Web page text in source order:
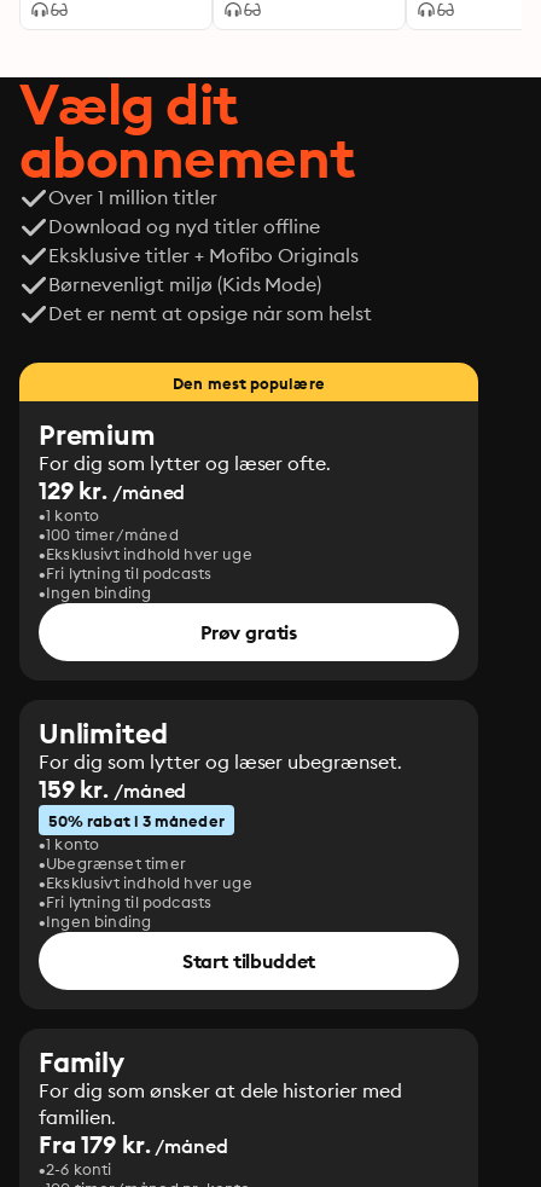
verden?
Vælg dit
abonnement
Over 1 million titler
Download og nyd titler offline
Eksklusive titler + Mofibo Originals
Børnevenligt miljø (Kids Mode)
Det er nemt at opsige når som helst
Den mest populære
Premium
For dig som lytter og læser ofte.
129 kr. /måned
1 konto
100 timer/måned
Eksklusivt indhold hver uge
Fri lytning til podcasts
Ingen binding
Prøv gratis
Unlimited
For dig som lytter og læser ubegrænset.
159 kr. /måned
50% rabat i 3 måneder
1 konto
Ubegrænset timer
Eksklusivt indhold hver uge
Fri lytning til podcasts
Ingen binding
Start tilbuddet
Family
For dig som ønsker at dele historier med
familien.
Fra 179 kr./måned
2-6 konti